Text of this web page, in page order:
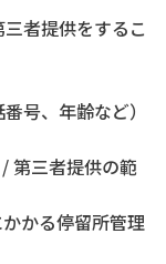
者提供をするこ
号、年齢など）
第三者提供の範
かる停留所管理